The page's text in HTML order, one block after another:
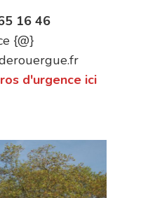
16 46
{@}
d'urgence ici